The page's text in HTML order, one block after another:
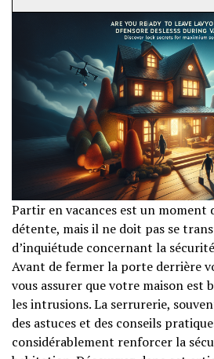
Partir en vacances est un moment
détente, mais il ne doit pas se
d’inquiétude concernant la
Avant de fermer la porte derrière
vous assurer que votre maison est
les intrusions. La serrurerie,
des astuces et des conseils
considérablement renforcer la